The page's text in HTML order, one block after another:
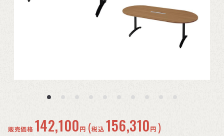
販売価格 142,100円 (税込 156,310円 )